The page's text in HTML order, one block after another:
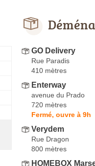
GO Delivery
Rue Paradis
410 mètres
Enterway
avenue du Prado
720 mètres
Fermé, ouvre à 9h
Verydem
Rue Dragon
800 mètres
HOMEBOX